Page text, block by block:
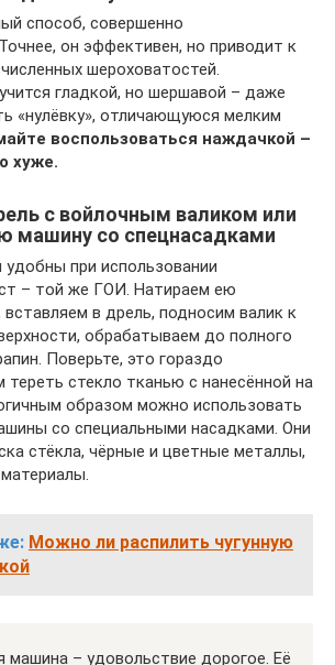
способ, совершенно
он эффективен, но приводит к
шероховатостей.
гладкой, но шершавой – даже
«нулёвку», отличающуюся мелким
воспользоваться наждачкой –
хуже.
с войлочным валиком или
машину со спецнасадками
при использовании
– той же ГОИ. Натираем ею
в дрель, подносим валик к
обрабатываем до полного
Поверьте, это гораздо
тереть стекло тканью с нанесённой на
образом можно использовать
со специальными насадками. Они
стёкла, чёрные и цветные металлы,
Можно ли распилить чугунную
машина – удовольствие дорогое. Её